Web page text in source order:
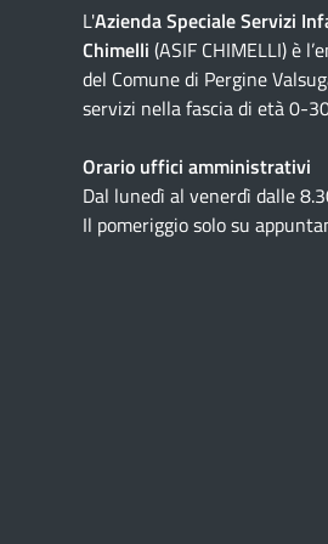
L'Azienda Speciale Servizi
Chimelli (ASIF CHIMELLI) è
del Comune di Pergine
servizi nella fascia di età 0-
Orario uffici amministrativi
Dal lunedì al venerdì dalle
Il pomeriggio solo su